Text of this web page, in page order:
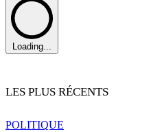
Loading...
LES PLUS RÉCENTS
POLITIQUE